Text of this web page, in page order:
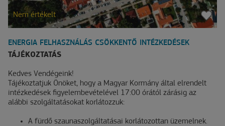
Nem értékelt
ENERGIA FELHASZNÁLÁS CSÖKKENTŐ INTÉZKEDÉSEK
TÁJÉKOZTATÁS
Kedves Vendégeink!
Tájékoztatjuk Önöket, hogy a Magyar Kormány által elrendelt
intézkedések figyelembevételével 17:00 órától zárásig az
alábbi szolgáltatásokat korlátozzuk:
A fürdő szaunaszolgáltatásai korlátozottan üzemelnek.